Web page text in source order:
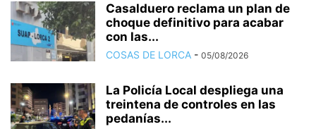
Casalduero reclama un plan de
choque definitivo para acabar
con las...
COSAS DE LORCA - 05/08/2026
La Policía Local despliega una
treintena de controles en las
pedanías...